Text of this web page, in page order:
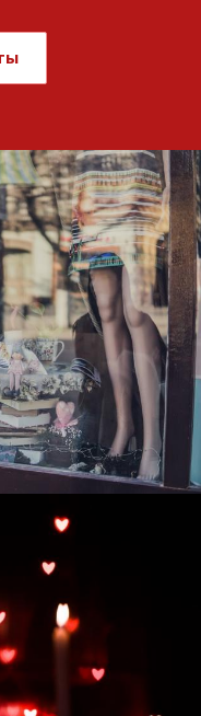
интернет-
"Всё для